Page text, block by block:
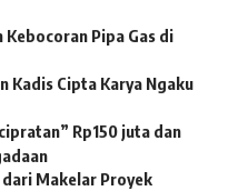
Kebocoran Pipa Gas di
Kadis Cipta Karya Ngaku
Rp150 juta dan
dari Makelar Proyek